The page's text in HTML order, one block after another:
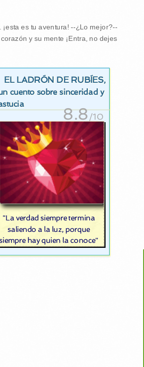
es tu aventura! --¿Lo mejor?--
y su mente ¡Entra, no dejes
EL LADRÓN DE RUBÍES,
cuento sobre sinceridad y
8.8/10
"La verdad siempre termina
saliendo a la luz, porque
hay quien la conoce"